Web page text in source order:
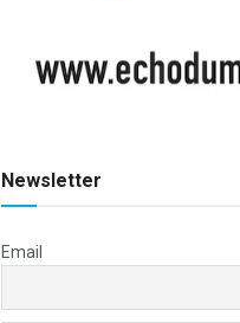
Newsletter
Email